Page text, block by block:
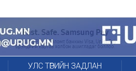
УЛС ТӨРИЙН ЗАДЛАН